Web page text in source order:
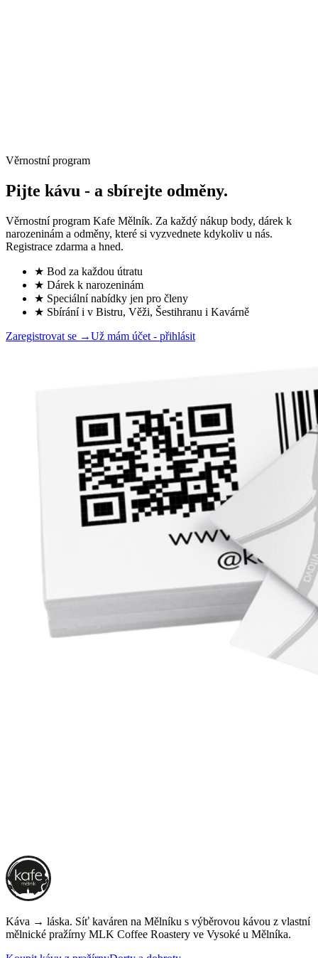
→
Věrnostní program
Pijte kávu - a sbírejte odměny.
Věrnostní program Kafe Mělník. Za každý nákup body, dárek k
narozeninám a odměny, které si vyzvednete kdykoliv u nás.
Registrace zdarma a hned.
★ Bod za každou útratu
★ Dárek k narozeninám
★ Speciální nabídky jen pro členy
★ Sbírání i v Bistru, Věži, Šestihranu i Kavárně
Zaregistrovat se →Už mám účet - přihlásit
Káva → láska. Síť kaváren na Mělníku s výběrovou kávou z vlastní
mělnické pražírny MLK Coffee Roastery ve Vysoké u Mělníka.